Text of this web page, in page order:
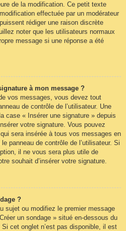
de la modification. Ce petit texte
modification effectuée par un modérateur
rédiger une raison discrète
noter que les utilisateurs normaux
message si une réponse a été
à mon message ?
vos messages, vous devez tout
de contrôle de l’utilisateur. Une
case « Insérer une signature » depuis
votre signature. Vous pouvez
sera insérée à tous vos messages en
panneau de contrôle de l’utilisateur. Si
il ne vous sera plus utile de
souhait d’insérer votre signature.
?
sujet ou modifiez le premier message
un sondage » situé en-dessous du
cet onglet n’est pas disponible, il est